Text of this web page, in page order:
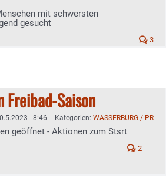
mit schwersten
gesucht
3
Saison
- 8:46 Kategorien: WASSERBURG / PR
geöffnet - Aktionen zum Stsrt
2